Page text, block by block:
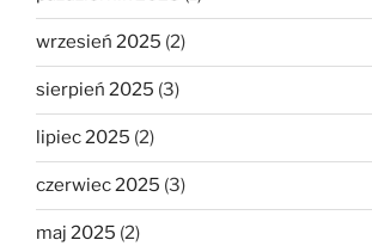
wrzesień 2025 (2)
sierpień 2025 (3)
lipiec 2025 (2)
czerwiec 2025 (3)
maj 2025 (2)